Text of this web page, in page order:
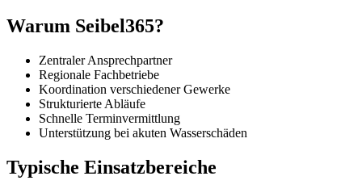
Warum Seibel365?
Zentraler Ansprechpartner
Regionale Fachbetriebe
Koordination verschiedener Gewerke
Strukturierte Abläufe
Schnelle Terminvermittlung
Unterstützung bei akuten Wasserschäden
Typische Einsatzbereiche